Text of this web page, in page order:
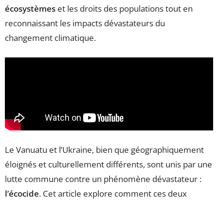
écosystèmes et les droits des populations tout en
reconnaissant les impacts dévastateurs du
changement climatique.
Le Vanuatu et l’Ukraine, bien que géographiquement
éloignés et culturellement différents, sont unis par une
lutte commune contre un phénomène dévastateur :
l’écocide. Cet article explore comment ces deux